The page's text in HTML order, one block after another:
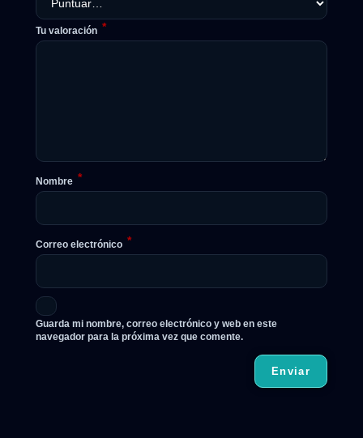
Tu valoración *
Nombre *
Correo electrónico *
Guarda mi nombre, correo electrónico y web en este
navegador para la próxima vez que comente.